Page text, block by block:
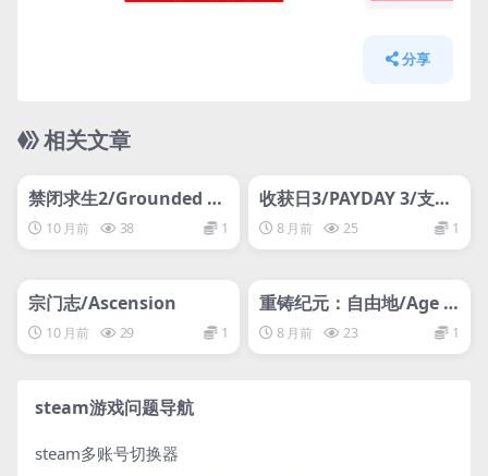
分享
相关文章
禁闭求生2/Grounded 2/
支持网络联机
10 月前 38 1
收获日3/PAYDAY 3/支持
网络联机
8 月前 25 1
宗门志/Ascension
10 月前 29 1
重铸纪元：自由地/Age o
f Reforging:The Freela
nds
8 月前 23 1
steam游戏问题导航
steam多账号切换器